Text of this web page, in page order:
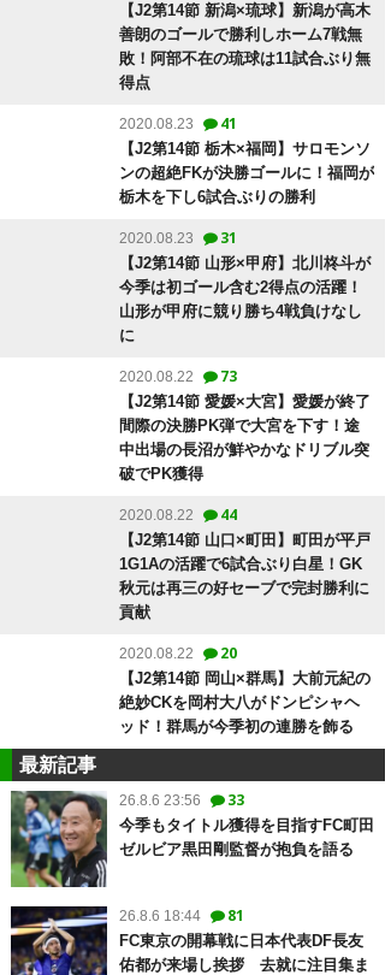
【J2第14節 新潟×琉球】新潟が高木
善朗のゴールで勝利しホーム7戦無
敗！阿部不在の琉球は11試合ぶり無
得点
2020.08.23 41
【J2第14節 栃木×福岡】サロモンソ
ンの超絶FKが決勝ゴールに！福岡が
栃木を下し6試合ぶりの勝利
2020.08.23 31
【J2第14節 山形×甲府】北川柊斗が
今季は初ゴール含む2得点の活躍！
山形が甲府に競り勝ち4戦負けなし
に
2020.08.22 73
【J2第14節 愛媛×大宮】愛媛が終了
間際の決勝PK弾で大宮を下す！途
中出場の長沼が鮮やかなドリブル突
破でPK獲得
2020.08.22 44
【J2第14節 山口×町田】町田が平戸
1G1Aの活躍で6試合ぶり白星！GK
秋元は再三の好セーブで完封勝利に
貢献
2020.08.22 20
【J2第14節 岡山×群馬】大前元紀の
絶妙CKを岡村大八がドンピシャヘ
ッド！群馬が今季初の連勝を飾る
最新記事
26.8.6 23:56 33
今季もタイトル獲得を目指すFC町田
ゼルビア黒田剛監督が抱負を語る
26.8.6 18:44 81
FC東京の開幕戦に日本代表DF長友
佑都が来場し挨拶 去就に注目集ま